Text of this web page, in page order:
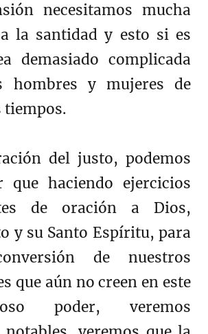
necesitamos mucha
la santidad y esto si es
demasiado complicada
hombres y mujeres de
tiempos.
del justo, podemos
que haciendo ejercicios
de oración a Dios,
y su Santo Espíritu, para
de nuestros
que aún no creen en este
poder, veremos